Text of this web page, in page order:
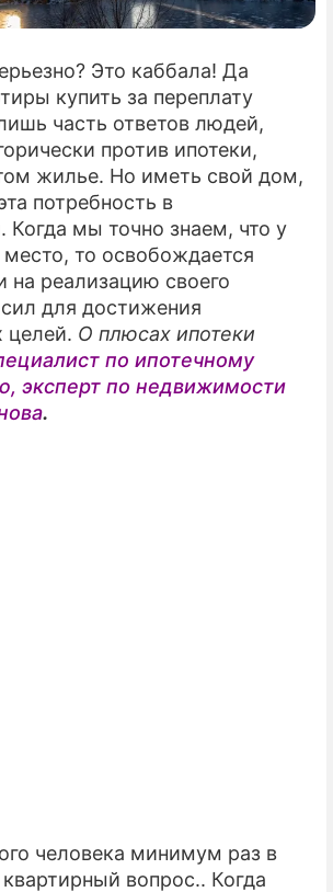
ИГРЫ
ПРЕСС-РЕЛИЗЫ
О ПРОЕКТЕ
Это каббала! Да
купить за переплату
часть ответов людей,
против ипотеки,
жилье. Но иметь свой дом,
потребность в
Когда мы точно знаем, что у
место, то освобождается
на реализацию своего
для достижения
целей. О плюсах ипотеки
по ипотечному
эксперт по недвижимости
.
человека минимум раз в
вопрос.. Когда